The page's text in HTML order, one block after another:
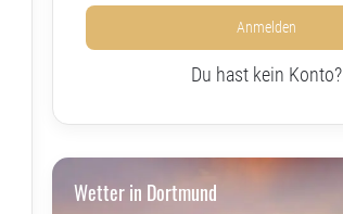
Anmelden
Du hast kein Konto?
Wetter in Dortmund